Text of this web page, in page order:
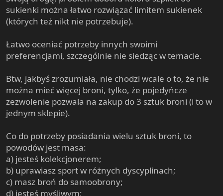
sukienki można łatwo rozwiązać limitem sukienek
(których też nikt nie potrzebuje).
Łatwo oceniać potrzeby innych swoimi
preferencjami, szczególnie nie siedząc w temacie.
Btw, jakbyś zrozumiała, nie chodzi wcale o to, że nie
można mieć więcej broni, tylko, że pojedyńcze
zezwolenie pozwala na zakup do 3 sztuk broni (i to w
jednym sklepie).
Co do potrzeby posiadania wielu sztuk broni, to
powodów jest masa:
a) jesteś kolekcjonerem;
b) uprawiasz sport w różnych dyscyplinach;
c) masz broń do samoobrony;
d) jesteś myśliwym;